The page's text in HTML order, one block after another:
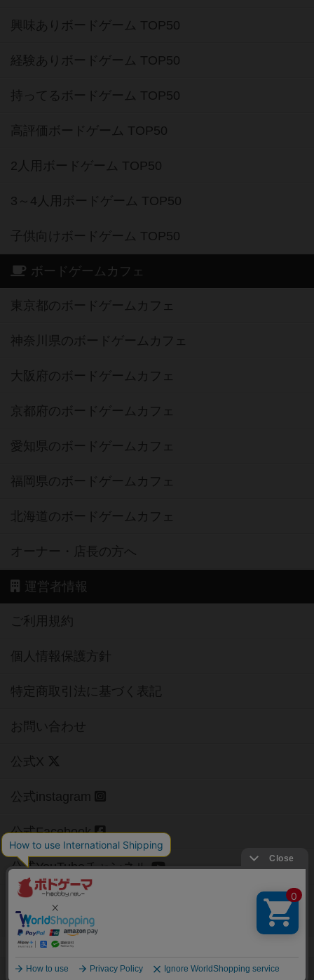
興味ありボードゲーム TOP50
経験ありボードゲーム TOP50
持ってるボードゲーム TOP50
高評価ボードゲーム TOP50
2人用ボードゲーム TOP50
3～4人用ボードゲーム TOP50
子供向けボードゲーム TOP50
ボードゲームカフェ
東京都のボードゲームカフェ
神奈川県のボードゲームカフェ
大阪府のボードゲームカフェ
京都府のボードゲームカフェ
愛知県のボードゲームカフェ
福岡県のボードゲームカフェ
北海道のボードゲームカフェ
オーナー・店長の方へ
運営者情報
ご利用規約
個人情報保護方針
特定商取引法に基づく表記
お問い合わせ
公式X
公式instagram
公式Facebook
公式YouTubeチャンネル